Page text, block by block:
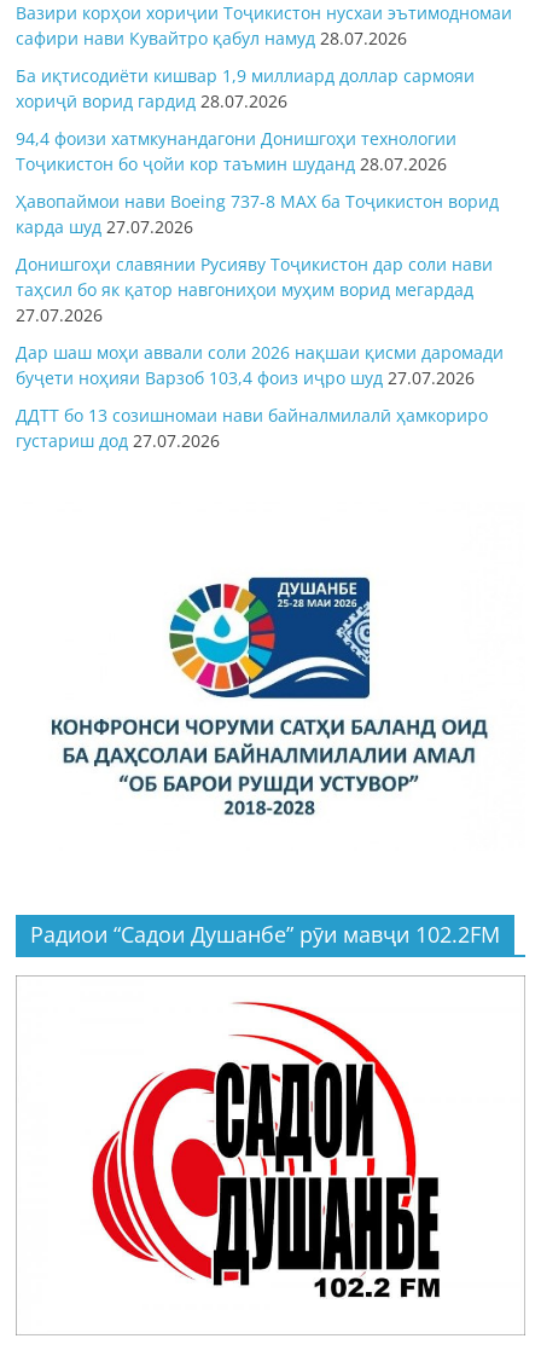
Вазири корҳои хориҷии Тоҷикистон нусхаи эътимодномаи
сафири нави Кувайтро қабул намуд 28.07.2026
Ба иқтисодиёти кишвар 1,9 миллиард доллар сармояи
хориҷӣ ворид гардид 28.07.2026
94,4 фоизи хатмкунандагони Донишгоҳи технологии
Тоҷикистон бо ҷойи кор таъмин шуданд 28.07.2026
Ҳавопаймои нави Boeing 737-8 MAX ба Тоҷикистон ворид
карда шуд 27.07.2026
Донишгоҳи славянии Русияву Тоҷикистон дар соли нави
таҳсил бо як қатор навгониҳои муҳим ворид мегардад
27.07.2026
Дар шаш моҳи аввали соли 2026 нақшаи қисми даромади
буҷети ноҳияи Варзоб 103,4 фоиз иҷро шуд 27.07.2026
ДДТТ бо 13 созишномаи нави байналмилалӣ ҳамкориро
густариш дод 27.07.2026
Радиои “Садои Душанбе” рӯи мавҷи 102.2FM